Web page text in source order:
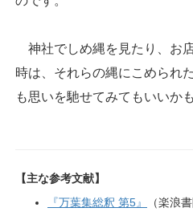
神社でしめ縄を見たり、お
時は、それらの縄にこめられ
も思いを馳せてみてもいいか
【主な参考文献】
『万葉集総釈 第5』
（楽浪